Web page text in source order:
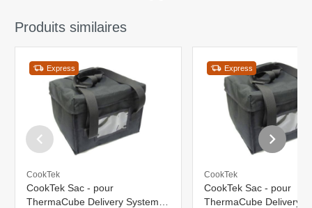
Produits similaires
Express
CookTek
CookTek Sac - pour
ThermaCube Delivery System
Express
CookTek
CookTek Sac - pour
ThermaCube Delivery